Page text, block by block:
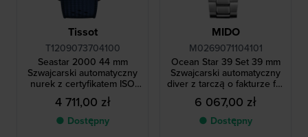
Tissot
T1209073704100
Seastar 2000 44 mm
Szwajcarski automatyczny
nurek z certyfikatem ISO
6425 z zaworem
ciśnieniowym i
ceramicznym bezelem
4 711,00 zł
● Dostępny
MIDO
M0269071104101
Ocean Star 39 Set 39 mm
Szwajcarski automatyczny
diver z tarczą o fakturze fali
i dodatkowym gumowym
paskiem
6 067,00 zł
● Dostępny